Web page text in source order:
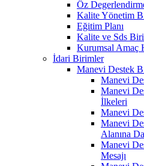
Öz
Kalite Yönetim
Eğitim Planı
Kalite ve Sds
Kurumsal Amaç
İdari Birimler
Manevi Destek
Manevi
Manevi
İlkeleri
Manevi
Manevi
Alanına
Manevi
Mesajı